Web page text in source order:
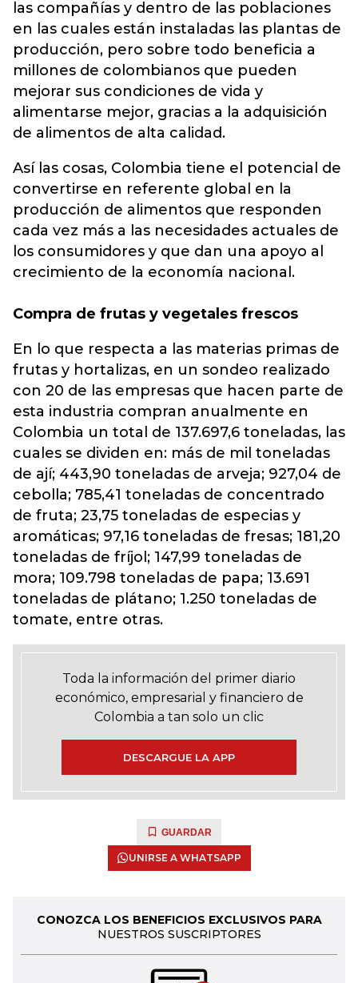
las compañías y dentro de las poblaciones
en las cuales están instaladas las plantas de
producción, pero sobre todo beneficia a
millones de colombianos que pueden
mejorar sus condiciones de vida y
alimentarse mejor, gracias a la adquisición
de alimentos de alta calidad.
Así las cosas, Colombia tiene el potencial de
convertirse en referente global en la
producción de alimentos que responden
cada vez más a las necesidades actuales de
los consumidores y que dan una apoyo al
crecimiento de la economía nacional.
Compra de frutas y vegetales frescos
En lo que respecta a las materias primas de
frutas y hortalizas, en un sondeo realizado
con 20 de las empresas que hacen parte de
esta industria compran anualmente en
Colombia un total de 137.697,6 toneladas, las
cuales se dividen en: más de mil toneladas
de ají; 443,90 toneladas de arveja; 927,04 de
cebolla; 785,41 toneladas de concentrado
de fruta; 23,75 toneladas de especias y
aromáticas; 97,16 toneladas de fresas; 181,20
toneladas de fríjol; 147,99 toneladas de
mora; 109.798 toneladas de papa; 13.691
toneladas de plátano; 1.250 toneladas de
tomate, entre otras.
Toda la información del primer diario
económico, empresarial y financiero de
Colombia a tan solo un clic
DESCARGUE LA APP
GUARDAR
UNIRSE A WHATSAPP
CONOZCA LOS BENEFICIOS EXCLUSIVOS PARA
NUESTROS SUSCRIPTORES